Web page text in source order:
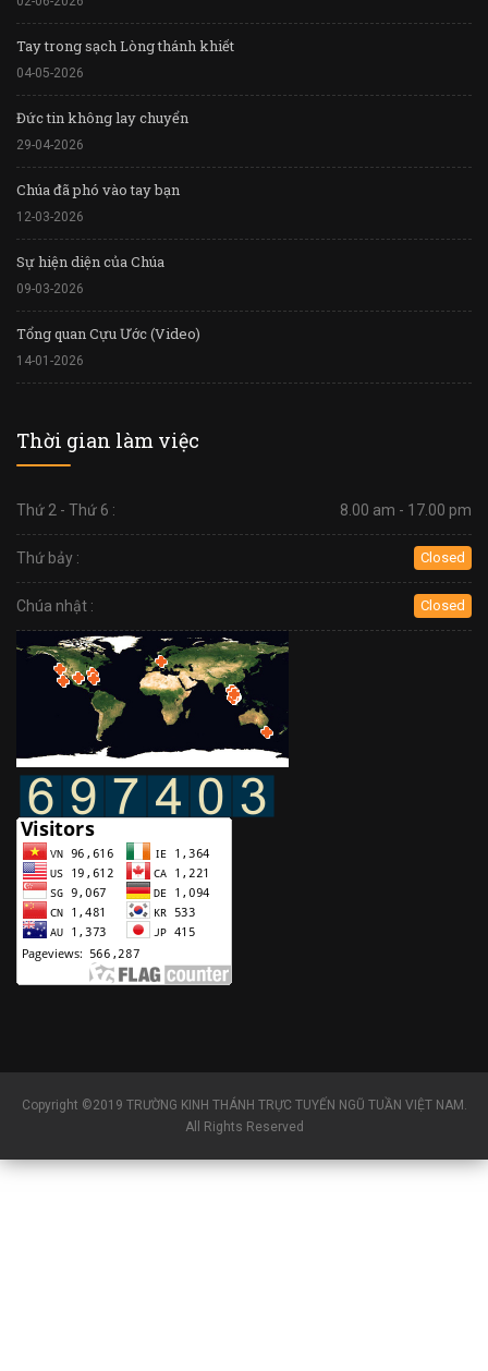
Tay trong sạch Lòng thánh khiết
04-05-2026
Đức tin không lay chuyển
29-04-2026
Chúa đã phó vào tay bạn
12-03-2026
Sự hiện diện của Chúa
09-03-2026
Tổng quan Cựu Ước (Video)
14-01-2026
Thời gian làm việc
Thứ 2 - Thứ 6 : 8.00 am - 17.00 pm
Thứ bảy : Closed
Chúa nhật : Closed
Copyright ©2019 TRƯỜNG KINH THÁNH TRỰC TUYẾN NGŨ TUẦN VIỆT NAM.
All Rights Reserved